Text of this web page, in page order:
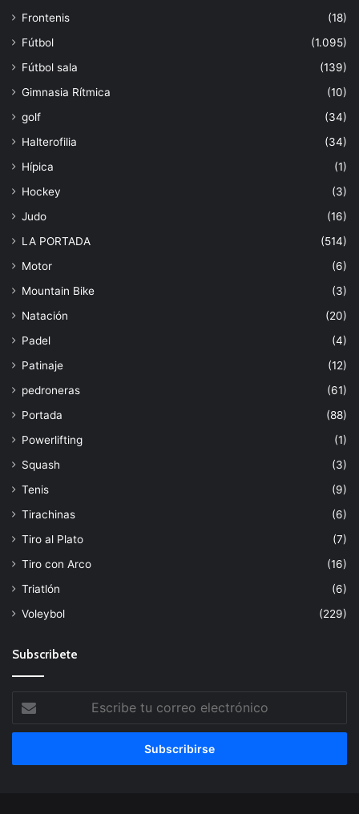
Frontenis
(18)
Fútbol
(1.095)
Fútbol sala
(139)
Gimnasia Rítmica
(10)
golf
(34)
Halterofilia
(34)
Hípica
(1)
Hockey
(3)
Judo
(16)
LA PORTADA
(514)
Motor
(6)
Mountain Bike
(3)
Natación
(20)
Padel
(4)
Patinaje
(12)
pedroneras
(61)
Portada
(88)
Powerlifting
(1)
Squash
(3)
Tenis
(9)
Tirachinas
(6)
Tiro al Plato
(7)
Tiro con Arco
(16)
Triatlón
(6)
Voleybol
(229)
Subscribete
tu
correo